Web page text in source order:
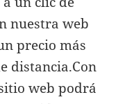
nuestra web
precio más
distancia.Con
web podrá